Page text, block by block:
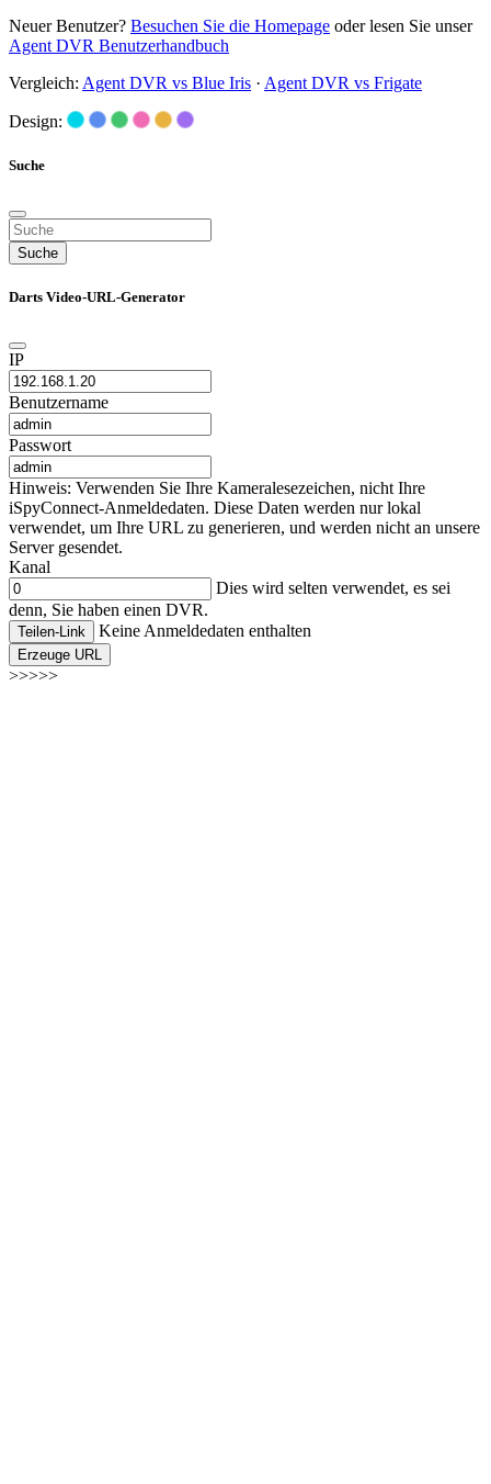
Neuer Benutzer? Besuchen Sie die Homepage oder lesen Sie unser
Agent DVR Benutzerhandbuch
Vergleich: Agent DVR vs Blue Iris · Agent DVR vs Frigate
Design:
Suche
Suche
Darts Video-URL-Generator
IP
Benutzername
Passwort
Hinweis: Verwenden Sie Ihre Kameralesezeichen, nicht Ihre
iSpyConnect-Anmeldedaten. Diese Daten werden nur lokal
verwendet, um Ihre URL zu generieren, und werden nicht an unsere
Server gesendet.
Kanal
Dies wird selten verwendet, es sei
denn, Sie haben einen DVR.
Teilen-Link Keine Anmeldedaten enthalten
Erzeuge URL
>>>>>